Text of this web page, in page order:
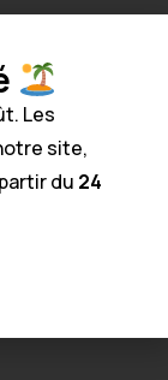
Les
site,
du 24